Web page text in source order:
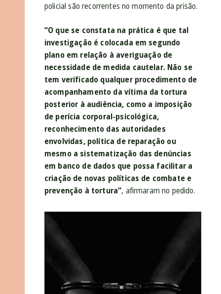
policial são recorrentes no momento da prisão.
“O que se constata na prática é que tal
investigação é colocada em segundo
plano em relação à averiguação de
necessidade de medida cautelar. Não se
tem verificado qualquer procedimento de
acompanhamento da vítima da tortura
posterior à audiência, como a imposição
de perícia corporal-psicológica,
reconhecimento das autoridades
envolvidas, política de reparação ou
mesmo a sistematização das denúncias
em banco de dados que possa facilitar a
criação de novas políticas de combate e
prevenção à tortura”, afirmaram no pedido.